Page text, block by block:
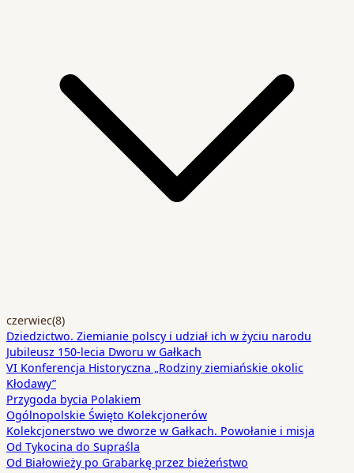
czerwiec(8)
Dziedzictwo. Ziemianie polscy i udział ich w życiu narodu
Jubileusz 150-lecia Dworu w Gałkach
VI Konferencja Historyczna „Rodziny ziemiańskie okolic
Kłodawy”
Przygoda bycia Polakiem
Ogólnopolskie Święto Kolekcjonerów
Kolekcjonerstwo we dworze w Gałkach. Powołanie i misja
Od Tykocina do Supraśla
Od Białowieży po Grabarkę przez bieżeństwo